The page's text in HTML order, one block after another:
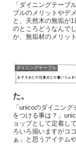
「ダイニングテーブ
ブルのメリットやデ
と、天然木の無垢が
のところどうなんで
か、無垢材のメリッ
ダイニングテーブル
た。
「unicoのダイニン
をつける事は？」
ョップとして定着し
ろいろ揃いますがコ
ぁ」と思うアイテム